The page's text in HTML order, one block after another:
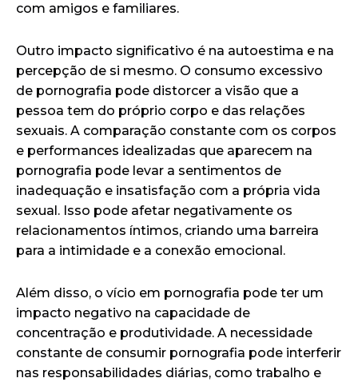
com amigos e familiares.
Outro impacto significativo é na autoestima e na
percepção de si mesmo. O consumo excessivo
de pornografia pode distorcer a visão que a
pessoa tem do próprio corpo e das relações
sexuais. A comparação constante com os corpos
e performances idealizadas que aparecem na
pornografia pode levar a sentimentos de
inadequação e insatisfação com a própria vida
sexual. Isso pode afetar negativamente os
relacionamentos íntimos, criando uma barreira
para a intimidade e a conexão emocional.
Além disso, o vício em pornografia pode ter um
impacto negativo na capacidade de
concentração e produtividade. A necessidade
constante de consumir pornografia pode interferir
nas responsabilidades diárias, como trabalho e